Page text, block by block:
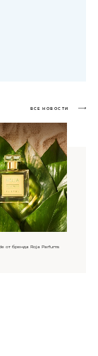
ВСЕ НОВОСТИ
от бренда Roja Parfums